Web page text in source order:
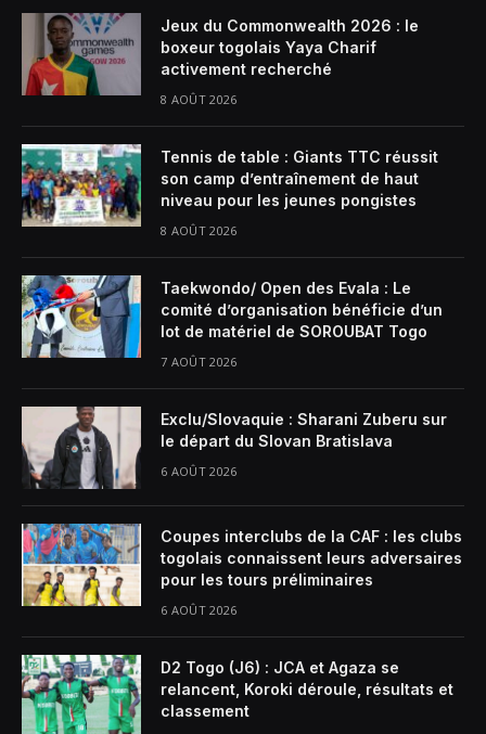
Jeux du Commonwealth 2026 : le
boxeur togolais Yaya Charif
activement recherché
8 AOÛT 2026
Tennis de table : Giants TTC réussit
son camp d’entraînement de haut
niveau pour les jeunes pongistes
8 AOÛT 2026
Taekwondo/ Open des Evala : Le
comité d’organisation bénéficie d’un
lot de matériel de SOROUBAT Togo
7 AOÛT 2026
Exclu/Slovaquie : Sharani Zuberu sur
le départ du Slovan Bratislava
6 AOÛT 2026
Coupes interclubs de la CAF : les clubs
togolais connaissent leurs adversaires
pour les tours préliminaires
6 AOÛT 2026
D2 Togo (J6) : JCA et Agaza se
relancent, Koroki déroule, résultats et
classement